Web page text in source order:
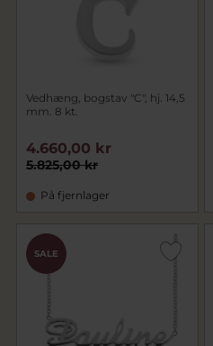
Vedhæng, bogstav "C", hj. 14,5
mm. 8 kt.
5.825,00 kr
4.660,00 kr
På fjernlager
SALE